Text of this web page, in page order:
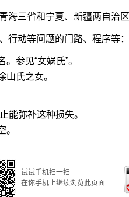
海三省和宁夏、新疆两自治
行动等问题的门路、程序等
参见“女娲氏”。
山氏之女。
能弥补这种损失。
。
试试手机扫一扫
在你手机上继续浏览此页面